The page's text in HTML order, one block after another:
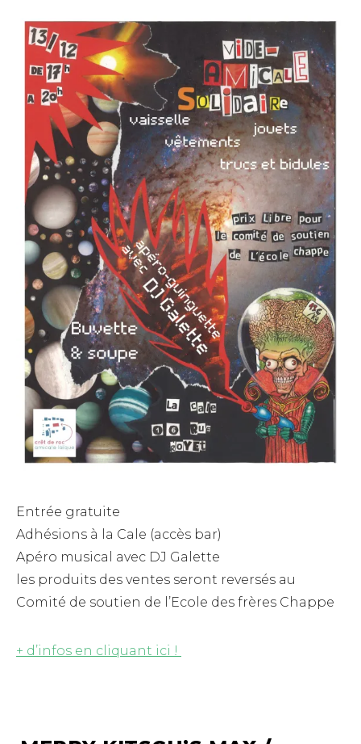
Entrée gratuite
Adhésions à la Cale (accès bar)
Apéro musical avec DJ Galette
les produits des ventes seront reversés au
Comité de soutien de l’Ecole des frères Chappe
+ d’infos en cliquant ici !